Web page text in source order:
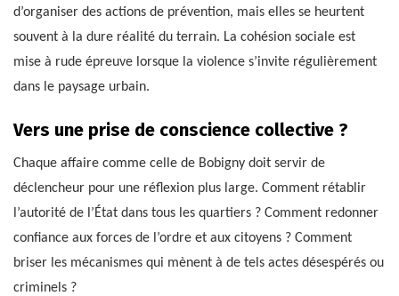
d’organiser des actions de prévention, mais elles se heurtent
souvent à la dure réalité du terrain. La cohésion sociale est
mise à rude épreuve lorsque la violence s’invite régulièrement
dans le paysage urbain.
Vers une prise de conscience collective ?
Chaque affaire comme celle de Bobigny doit servir de
déclencheur pour une réflexion plus large. Comment rétablir
l’autorité de l’État dans tous les quartiers ? Comment redonner
confiance aux forces de l’ordre et aux citoyens ? Comment
briser les mécanismes qui mènent à de tels actes désespérés ou
criminels ?